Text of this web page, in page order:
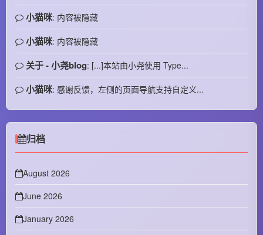
小猫咪: 内容被隐藏
小猫咪: 内容被隐藏
关于 - 小尧blog: [...]本站由小尧使用 Type...
小猫咪: 感谢反馈，左侧的页面导航支持自定义...
归档
August 2026
June 2026
January 2026